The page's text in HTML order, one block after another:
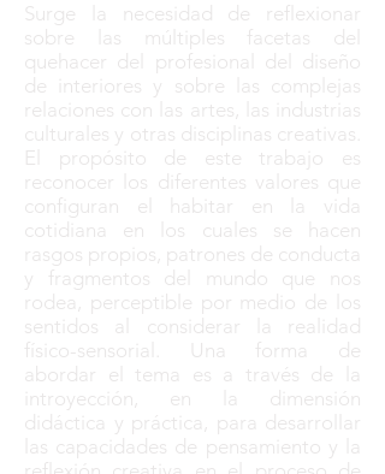
Surge la necesidad de reflexionar
sobre las múltiples facetas del
quehacer del profesional del diseño
de interiores y sobre las complejas
relaciones con las artes, las industrias
culturales y otras disciplinas creativas.
El propósito de este trabajo es
reconocer los diferentes valores que
configuran el habitar en la vida
cotidiana en los cuales se hacen
rasgos propios, patrones de conducta
y fragmentos del mundo que nos
rodea, perceptible por medio de los
sentidos al considerar la realidad
físico-sensorial. Una forma de
abordar el tema es a través de la
introyección, en la dimensión
didáctica y práctica, para desarrollar
las capacidades de pensamiento y la